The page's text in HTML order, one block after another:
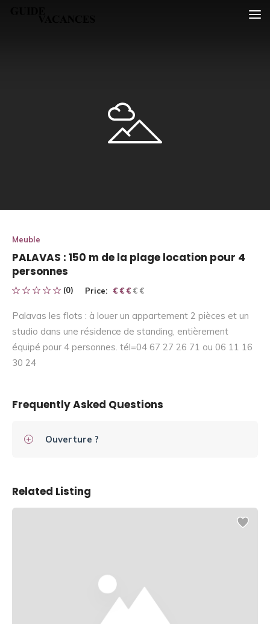
Meuble
PALAVAS : 150 m de la plage location pour 4
personnes
(0) Price: € € € € €
€ € €
Palavas les flots : à louer un appartement 2 pièces et un
studio dans une résidence de standing, entièrement
équipé pour 4 personnes. tél=04 67 27 26 71 ou 06 11 16
30 24
Frequently Asked Questions
Ouverture ?
Related Listing